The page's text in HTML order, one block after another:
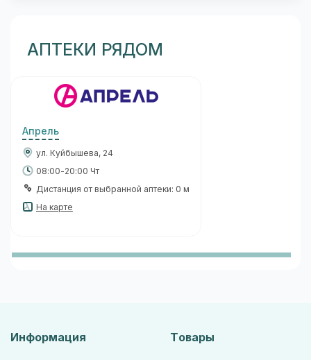
АПТЕКИ РЯДОМ
Апрель
ул. Куйбышева, 24
08:00-20:00 Чт
Дистанция от выбранной аптеки: 0 м
На карте
Информация Товары